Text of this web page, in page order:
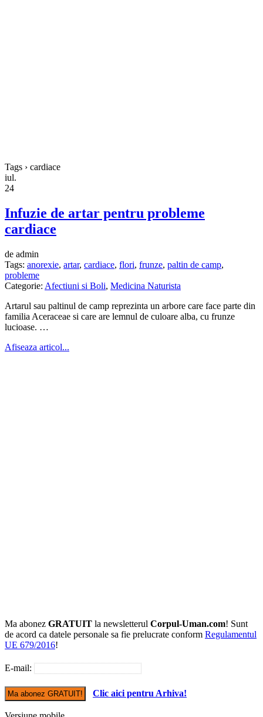
Tags › cardiace
iul.
24
Infuzie de artar pentru probleme
cardiace
de admin
Tags: anorexie, artar, cardiace, flori, frunze, paltin de camp,
probleme
Categorie: Afectiuni si Boli, Medicina Naturista
Artarul sau paltinul de camp reprezinta un arbore care face parte din
familia Aceraceae si care are lemnul de culoare alba, cu frunze
lucioase. …
Afiseaza articol...
Ma abonez GRATUIT la newsletterul Corpul-Uman.com! Sunt
de acord ca datele personale sa fie prelucrate conform Regulamentul
UE 679/2016!
E-mail:
Clic aici pentru Arhiva!